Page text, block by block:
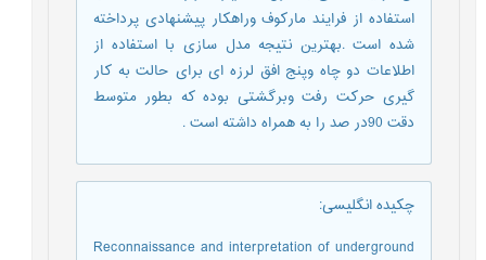
استفاده از فرایند مارکوف وراهکار پیشنهادی پرداخته
شده است .بهترین نتیجه مدل سازی با استفاده از
اطلاعات دو چاه وپنج افق لرزه ای برای حالت به کار
گیری حرکت رفت وبرگشتی بوده که بطور متوسط
دقت 90در صد را به همراه داشته است .
چکیده انگلیسی:
Reconnaissance and interpretation of underground